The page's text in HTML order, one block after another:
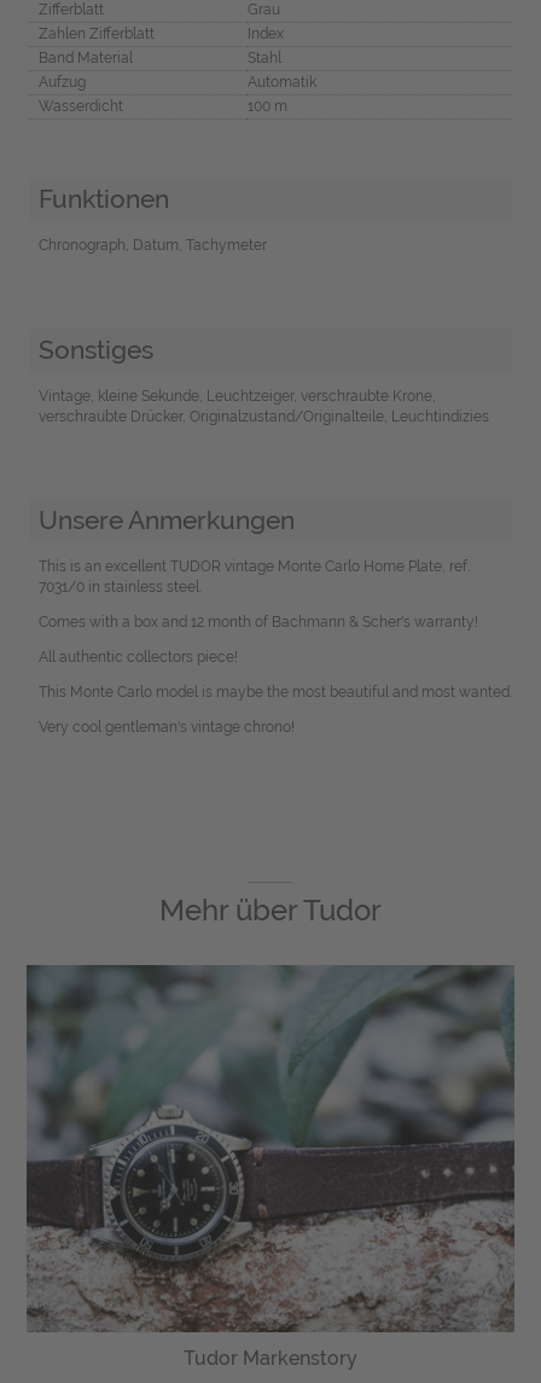
Zifferblatt
Grau
Zahlen Zifferblatt
Index
Band Material
Stahl
Aufzug
Automatik
Wasserdicht
100 m
Funktionen
Chronograph, Datum, Tachymeter
Sonstiges
Vintage, kleine Sekunde, Leuchtzeiger, verschraubte Krone,
verschraubte Drücker, Originalzustand/Originalteile, Leuchtindizies
Unsere Anmerkungen
This is an excellent TUDOR vintage Monte Carlo Home Plate, ref.
7031/0 in stainless steel.
Comes with a box and 12 month of Bachmann & Scher's warranty!
All authentic collectors piece!
This Monte Carlo model is maybe the most beautiful and most wanted.
Very cool gentleman's vintage chrono!
Mehr überTudor
Tudor Markenstory